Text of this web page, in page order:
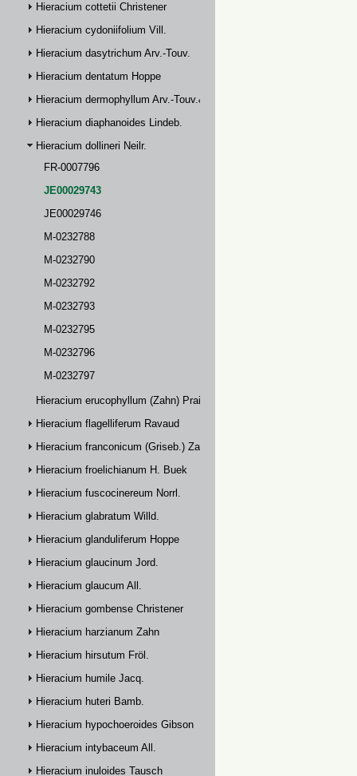
Hieracium cottetii Christener
Hieracium cydoniifolium Vill.
Hieracium dasytrichum Arv.-Touv.
Hieracium dentatum Hoppe
Hieracium dermophyllum Arv.-Touv.& Briq.
Hieracium diaphanoides Lindeb.
Hieracium dollineri Neilr.
FR-0007796
JE00029743
JE00029746
M-0232788
M-0232790
M-0232792
M-0232793
M-0232795
M-0232796
M-0232797
Hieracium erucophyllum (Zahn) Prain
Hieracium flagelliferum Ravaud
Hieracium franconicum (Griseb.) Zahn
Hieracium froelichianum H. Buek
Hieracium fuscocinereum Norrl.
Hieracium glabratum Willd.
Hieracium glanduliferum Hoppe
Hieracium glaucinum Jord.
Hieracium glaucum All.
Hieracium gombense Christener
Hieracium harzianum Zahn
Hieracium hirsutum Fröl.
Hieracium humile Jacq.
Hieracium huteri Bamb.
Hieracium hypochoeroides Gibson
Hieracium intybaceum All.
Hieracium inuloides Tausch